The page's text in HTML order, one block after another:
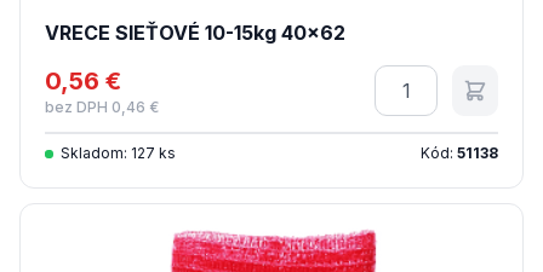
VRECE SIEŤOVÉ 10-15kg 40x62
0,56 €
bez DPH 0,46 €
Množstvo
Skladom: 127 ks Kód: 51138